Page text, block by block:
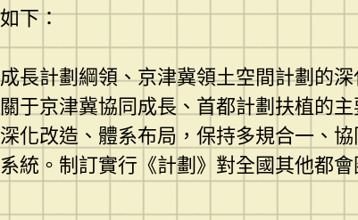
下：
長計劃綱領、京津冀領土空間計劃的
于京津冀協同成長、首都計劃扶植的
化改造、體系布局，保持多規合一、
統。制訂實行《計劃》對全國其他都